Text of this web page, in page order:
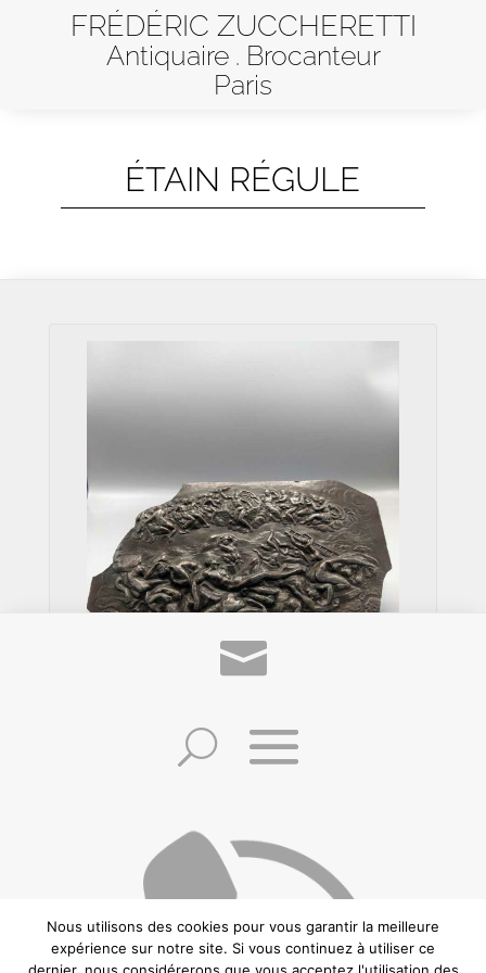
FRÉDÉRIC ZUCCHERETTI
Antiquaire . Brocanteur
Paris
ÉTAIN RÉGULE
©2021 Frédéric Zuccheretti –Politique de confidentialité–Conditions
générales de vente – Mentions Légales – Création: CREAWEBSITE– Ce site est
Nous utilisons des cookies pour vous garantir la meilleure
expérience sur notre site. Si vous continuez à utiliser ce